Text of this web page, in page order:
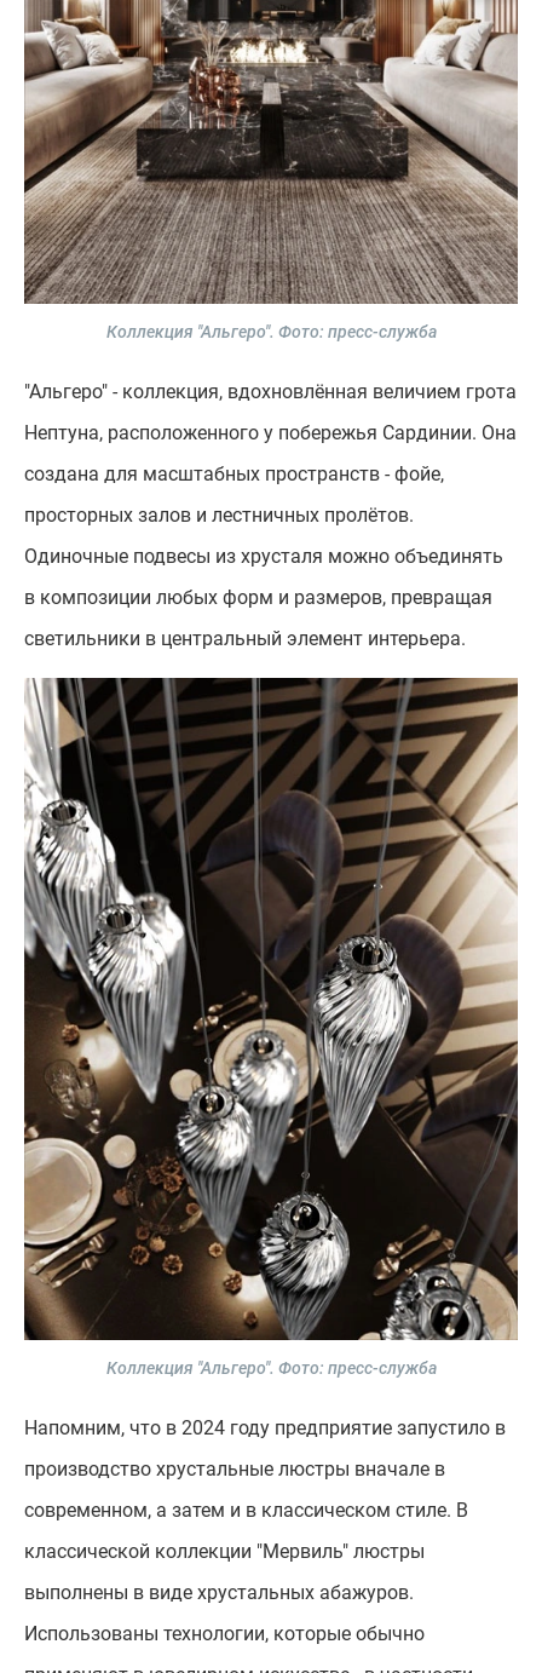
Коллекция "Альгеро". Фото: пресс-служба
"Альгеро" - коллекция, вдохновлённая величием грота
Нептуна, расположенного у побережья Сардинии. Она
создана для масштабных пространств - фойе,
просторных залов и лестничных пролётов.
Одиночные подвесы из хрусталя можно объединять
в композиции любых форм и размеров, превращая
светильники в центральный элемент интерьера.
Коллекция "Альгеро". Фото: пресс-служба
Напомним, что в 2024 году предприятие запустило в
производство хрустальные люстры вначале в
современном, а затем и в классическом стиле. В
классической коллекции "Мервиль" люстры
выполнены в виде хрустальных абажуров.
Использованы технологии, которые обычно